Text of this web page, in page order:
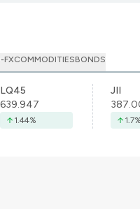
FXCOMMODITIESBONDS
LQ45
639.947
1.44%
JII
1.7%